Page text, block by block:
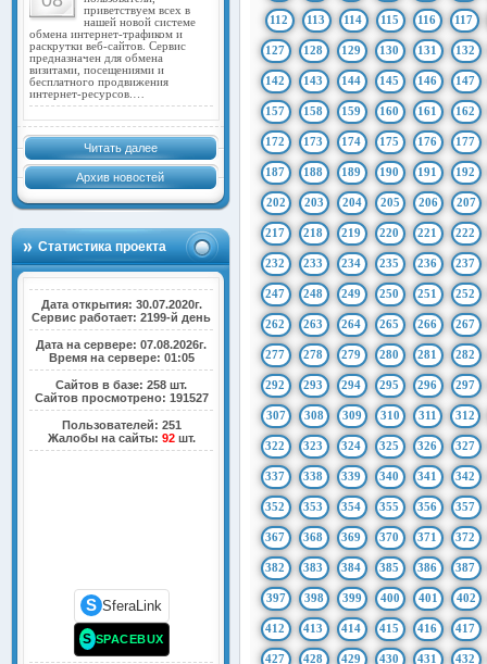
приветствуем всех в
нашей новой системе
обмена интернет-трафиком и
раскрутки веб-сайтов. Сервис
предназначен для обмена
визитами, посещениями и
бесплатного продвижения
интернет-ресурсов.…
Читать далее
Архив новостей
Статистика проекта
Дата открытия: 30.07.2020г.
Сервис работает: 2199-й день
Дата на сервере: 07.08.2026г.
Время на сервере: 01:05
Сайтов в базе: 258 шт.
Сайтов просмотрено: 191527
Пользователей: 251
Жалобы на сайты: 92шт.
S SferaLink
S SPACEBUX
112 113 114 115 116 117
127 128 129 130 131 132
142 143 144 145 146 147
157 158 159 160 161 162
172 173 174 175 176 177
187 188 189 190 191 192
202 203 204 205 206 207
217 218 219 220 221 222
232 233 234 235 236 237
247 248 249 250 251 252
262 263 264 265 266 267
277 278 279 280 281 282
292 293 294 295 296 297
307 308 309 310 311 312
322 323 324 325 326 327
337 338 339 340 341 342
352 353 354 355 356 357
367 368 369 370 371 372
382 383 384 385 386 387
397 398 399 400 401 402
412 413 414 415 416 417
427 428 429 430 431 432